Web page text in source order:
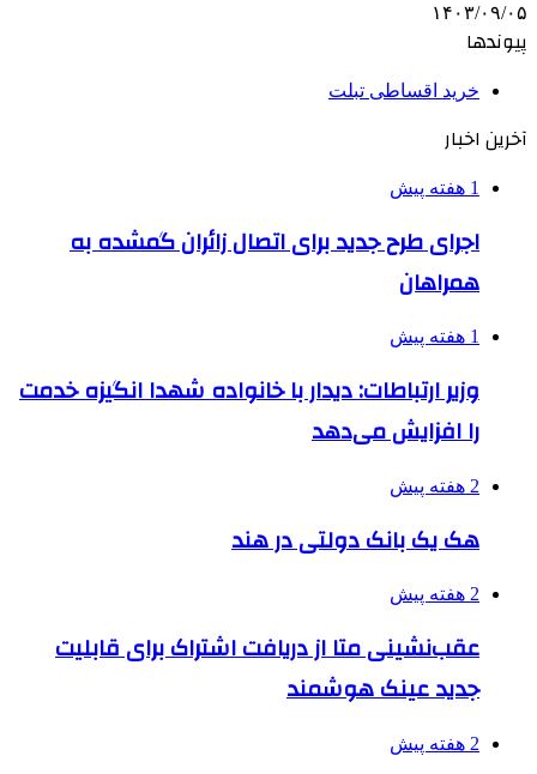
۱۴۰۳/۰۹/۰۵
پیوندها
خرید اقساطی تبلت
آخرین اخبار
1 هفته پیش
اجرای طرح جدید برای اتصال زائران گمشده به
همراهان
1 هفته پیش
وزیر ارتباطات: دیدار با خانواده شهدا انگیزه خدمت
را افزایش می‌دهد
2 هفته پیش
هک یک بانک دولتی در هند
2 هفته پیش
عقب‌نشینی متا از دریافت اشتراک برای قابلیت
جدید عینک هوشمند
2 هفته پیش